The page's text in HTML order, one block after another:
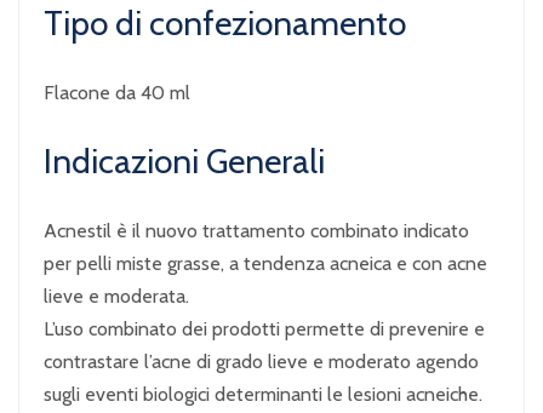
Tipo di confezionamento
Flacone da 40 ml
Indicazioni Generali
Acnestil è il nuovo trattamento combinato indicato
per pelli miste grasse, a tendenza acneica e con acne
lieve e moderata.
L’uso combinato dei prodotti permette di prevenire e
contrastare l’acne di grado lieve e moderato agendo
sugli eventi biologici determinanti le lesioni acneiche.